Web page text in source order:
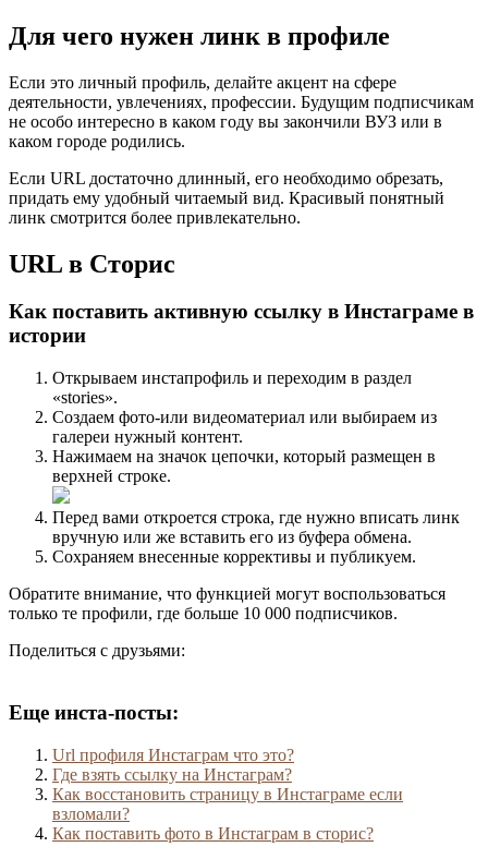
Для чего нужен линк в профиле
Если это личный профиль, делайте акцент на сфере
деятельности, увлечениях, профессии. Будущим подписчикам
не особо интересно в каком году вы закончили ВУЗ или в
каком городе родились.
Если URL достаточно длинный, его необходимо обрезать,
придать ему удобный читаемый вид. Красивый понятный
линк смотрится более привлекательно.
URL в Сторис
Как поставить активную ссылку в Инстаграме в
истории
Открываем инстапрофиль и переходим в раздел
«stories».
Создаем фото-или видеоматериал или выбираем из
галереи нужный контент.
Нажимаем на значок цепочки, который размещен в
верхней строке.
Перед вами откроется строка, где нужно вписать линк
вручную или же вставить его из буфера обмена.
Сохраняем внесенные коррективы и публикуем.
Обратите внимание, что функцией могут воспользоваться
только те профили, где больше 10 000 подписчиков.
Поделиться с друзьями:
Еще инста-посты:
Url профиля Инстаграм что это?
Где взять ссылку на Инстаграм?
Как восстановить страницу в Инстаграме если
взломали?
Как поставить фото в Инстаграм в сторис?